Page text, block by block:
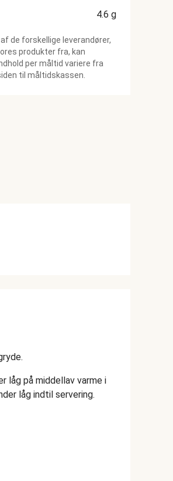
4.6 g
af de forskellige leverandører,
produkter fra, kan
per måltid variere fra
til måltidskassen.
låg på middellav varme i
låg indtil servering.